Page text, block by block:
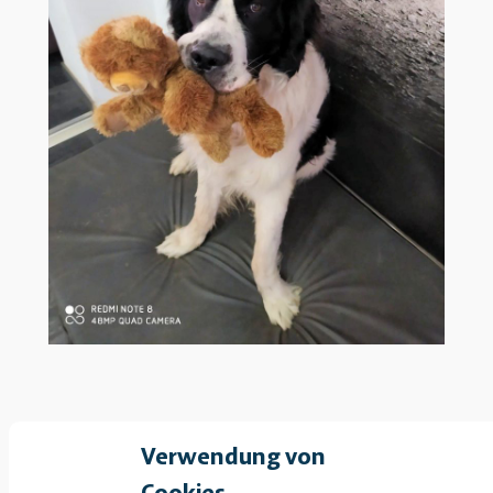
Verwendung von
November 2022 –